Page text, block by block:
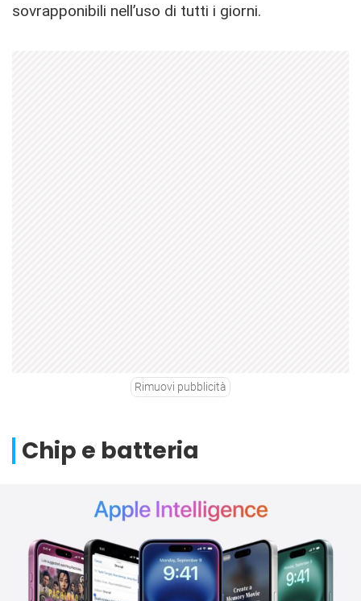
sovrapponibili nell’uso di tutti i giorni.
Rimuovi pubblicità
Chip e batteria